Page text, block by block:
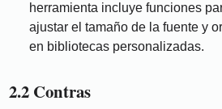
herramienta incluye funciones
ajustar el tamaño de la fuente y
en bibliotecas personalizadas.
2.2 Contras